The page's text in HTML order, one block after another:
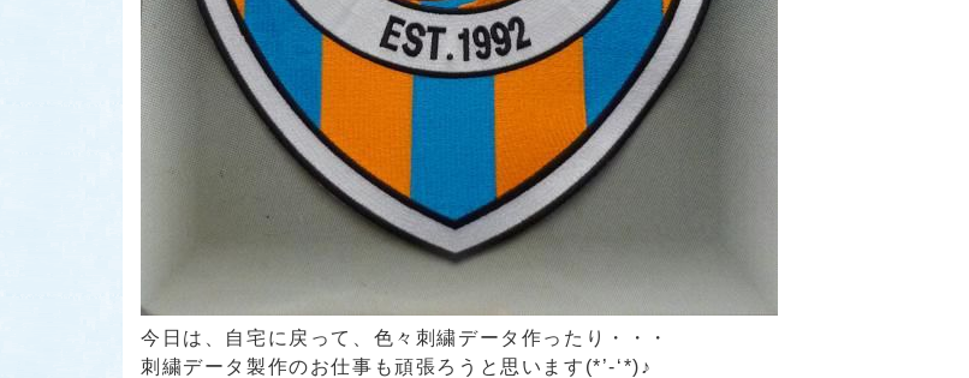
今日は、自宅に戻って、色々刺繍データ作ったり・・・
刺繍データ製作のお仕事も頑張ろうと思います(*’-‘*)♪